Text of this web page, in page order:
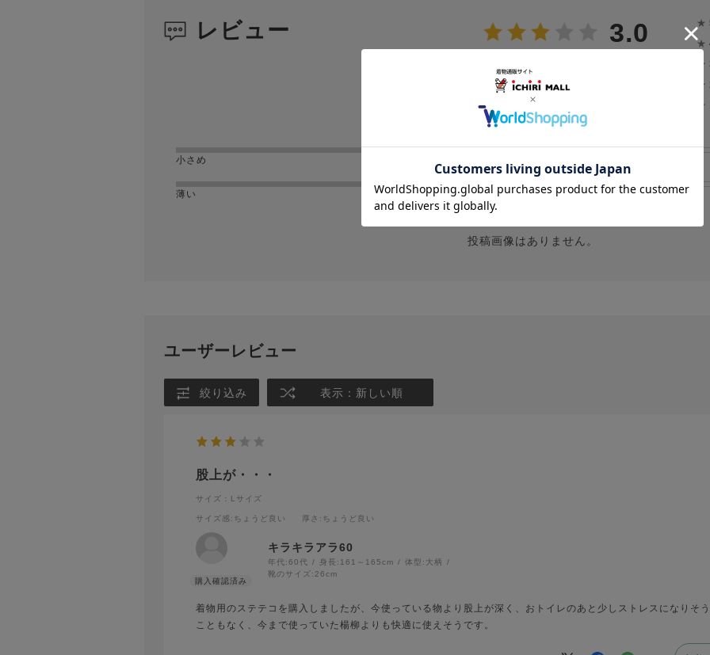
レビュー 3.0 ★
★
★
★
★
小さめ
厚さ
薄い
投稿画像はありません。
ユーザーレビュー
絞り込み 表示：新しい順
股上が・・・
サイズ：Lサイズ
サイズ感:ちょうど良い 厚さ :ちょうど良い
キラキラアラ60
年代:60代 身長: 161～165cm 体型: 大柄
靴のサイズ: 26cm
着物用のステテコを購入しましたが、今使っている物より股上が深く、おトイレのあと少しストレスになりそ
こともなく、今まで使っていた楊柳よりも快適に使えそうです。